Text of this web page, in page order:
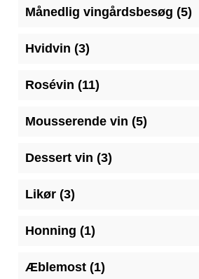
Månedlig vingårdsbesøg
55
Hvidvin
33
Rosévin
1111
Mousserende vin
55
Dessert vin
33
Likør 33
Honning
11
Æblemost 11